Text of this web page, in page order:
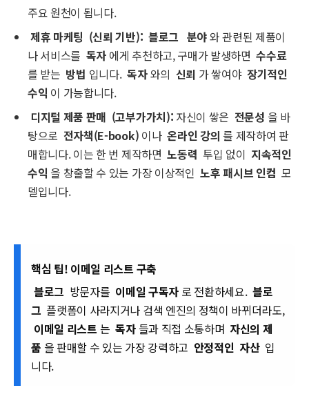
주요 원천이 됩니다.
제휴 마케팅 (신뢰 기반): 블로그 분야와 관련된 제품이
나 서비스를 독자 에게 추천하고, 구매가 발생하면 수수료
를 받는 방법 입니다. 독자와의 신뢰 가 쌓여야 장기적인
수익 이 가능합니다.
디지털 제품 판매 (고부가가치): 자신이 쌓은 전문성 을 바
탕으로 전자책(E-book) 이나 온라인 강의 를 제작하여 판
매합니다. 이는 한 번 제작하면 노동력 투입 없이 지속적인
수익 을 창출할 수 있는 가장 이상적인 노후 패시브 인컴 모
델입니다.
핵심 팁! 이메일 리스트 구축
블로그 방문자를 이메일 구독자 로 전환하세요. 블로
그 플랫폼이 사라지거나 검색 엔진의 정책이 바뀌더라도,
이메일 리스트 는 독자 들과 직접 소통하며 자신의 제
품 을 판매할 수 있는 가장 강력하고 안정적인 자산 입
니다.